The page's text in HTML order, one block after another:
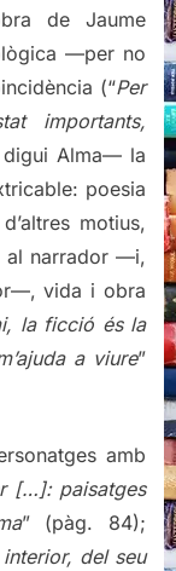
de Jaume
—per no
(“Per
importants,
Alma— la
poesia
motius,
al narrador —i,
vida i obra
la ficció és la
a viure”
amb
[…]: paisatges
” (pàg. 84);
del seu